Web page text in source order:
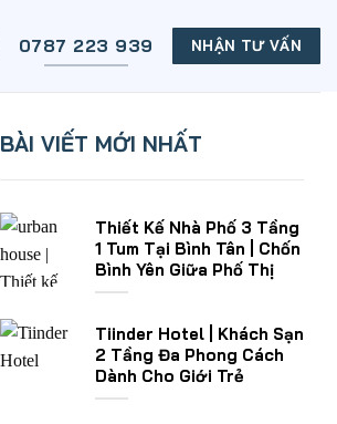
0787 223 939 NHẬN TƯ VẤN
BÀI VIẾT MỚI NHẤT
Thiết Kế Nhà Phố 3 Tầng
1 Tum Tại Bình Tân | Chốn
Bình Yên Giữa Phố Thị
Tiinder Hotel | Khách Sạn
2 Tầng Đa Phong Cách
Dành Cho Giới Trẻ